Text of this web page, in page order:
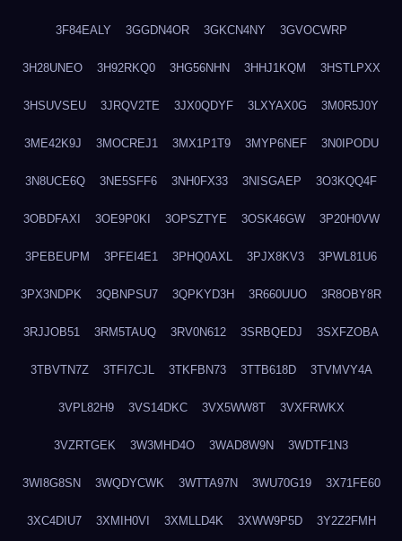
3F84EALY 3GGDN4OR 3GKCN4NY 3GVOCWRP
3H28UNEO 3H92RKQ0 3HG56NHN 3HHJ1KQM 3HSTLPXX
3HSUVSEU 3JRQV2TE 3JX0QDYF 3LXYAX0G 3M0R5J0Y
3ME42K9J 3MOCREJ1 3MX1P1T9 3MYP6NEF 3N0IPODU
3N8UCE6Q 3NE5SFF6 3NH0FX33 3NISGAEP 3O3KQQ4F
3OBDFAXI 3OE9P0KI 3OPSZTYE 3OSK46GW 3P20H0VW
3PEBEUPM 3PFEI4E1 3PHQ0AXL 3PJX8KV3 3PWL81U6
3PX3NDPK 3QBNPSU7 3QPKYD3H 3R660UUO 3R8OBY8R
3RJJOB51 3RM5TAUQ 3RV0N612 3SRBQEDJ 3SXFZOBA
3TBVTN7Z 3TFI7CJL 3TKFBN73 3TTB618D 3TVMVY4A
3VPL82H9 3VS14DKC 3VX5WW8T 3VXFRWKX
3VZRTGEK 3W3MHD4O 3WAD8W9N 3WDTF1N3
3WI8G8SN 3WQDYCWK 3WTTA97N 3WU70G19 3X71FE60
3XC4DIU7 3XMIH0VI 3XMLLD4K 3XWW9P5D 3Y2Z2FMH